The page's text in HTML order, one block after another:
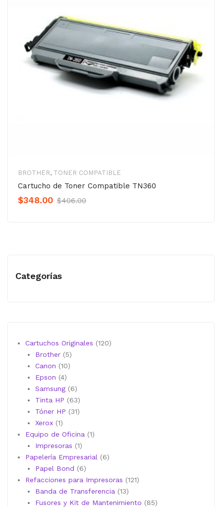
BROTHER, TONER COMPATIBLE
Cartucho de Toner Compatible TN360
$406.00Original
$348.00
Current
Categorías
Cartuchos Originales 120120
Brother 55
productos
Canon 1010
Epson 44
productos
Samsung 66
productos
Tinta HP 6363
productos
Tóner HP 3131
Xerox 11
producto
Equipo de Oficina 11
Impresoras 11
producto
Papelería Empresarial 66
Papel Bond 66
productos
Refacciones para Impresoras 121121
Banda de Transferencia 1313
productos
Fusores y Kit de Mantenimiento 8585